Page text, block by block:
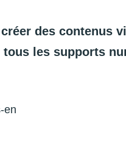
créer des contenus
tous les supports
en